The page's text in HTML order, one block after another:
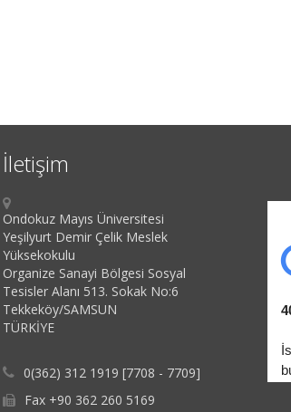
İletişim
Ondokuz Mayıs Üniversitesi
Yeşilyurt Demir Çelik Meslek
Yüksekokulu
Organize Sanayi Bölgesi Sosyal
Tesisler Alanı 513. Sokak No:6
Tekkeköy/SAMSUN
TÜRKİYE
0(362) 312 1919 [7708 - 7709]
Fax +90 362 260 5169